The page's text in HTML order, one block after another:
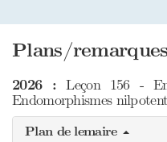
Plans/
2026 : Leçon 156 -
Endomorphismes
Plan de lemaire